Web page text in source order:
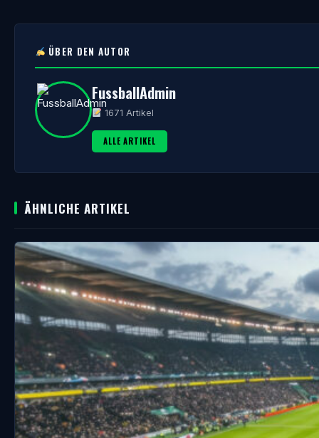
ÜBER DEN AUTOR
FussballAdmin
1671 Artikel
ALLE ARTIKEL
ÄHNLICHE ARTIKEL